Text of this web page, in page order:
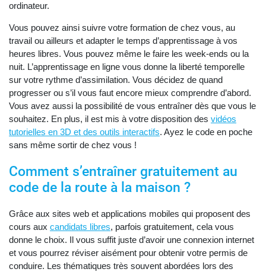
ordinateur.
Vous pouvez ainsi suivre votre formation de chez vous, au
travail ou ailleurs et adapter le temps d’apprentissage à vos
heures libres. Vous pouvez même le faire les week-ends ou la
nuit. L’apprentissage en ligne vous donne la liberté temporelle
sur votre rythme d’assimilation. Vous décidez de quand
progresser ou s’il vous faut encore mieux comprendre d’abord.
Vous avez aussi la possibilité de vous entraîner dès que vous le
souhaitez. En plus, il est mis à votre disposition des vidéos
tutorielles en 3D et des outils interactifs. Ayez le code en poche
sans même sortir de chez vous !
Comment s’entraîner gratuitement au
code de la route à la maison ?
Grâce aux sites web et applications mobiles qui proposent des
cours aux candidats libres, parfois gratuitement, cela vous
donne le choix. Il vous suffit juste d’avoir une connexion internet
et vous pourrez réviser aisément pour obtenir votre permis de
conduire. Les thématiques très souvent abordées lors des